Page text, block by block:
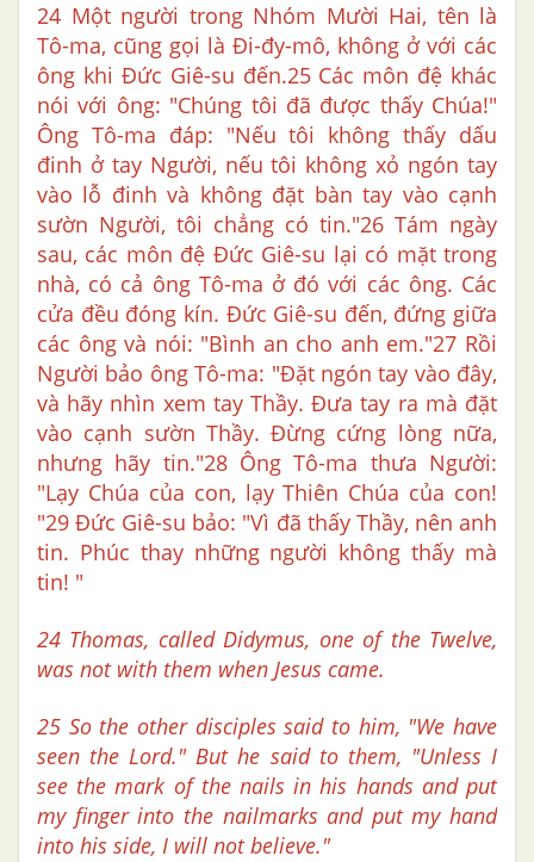
24 Một người trong Nhóm Mười Hai, tên là
Tô-ma, cũng gọi là Đi-đy-mô, không ở với các
ông khi Đức Giê-su đến.25 Các môn đệ khác
nói với ông: "Chúng tôi đã được thấy Chúa!"
Ông Tô-ma đáp: "Nếu tôi không thấy dấu
đinh ở tay Người, nếu tôi không xỏ ngón tay
vào lỗ đinh và không đặt bàn tay vào cạnh
sườn Người, tôi chẳng có tin."26 Tám ngày
sau, các môn đệ Đức Giê-su lại có mặt trong
nhà, có cả ông Tô-ma ở đó với các ông. Các
cửa đều đóng kín. Đức Giê-su đến, đứng giữa
các ông và nói: "Bình an cho anh em."27 Rồi
Người bảo ông Tô-ma: "Đặt ngón tay vào đây,
và hãy nhìn xem tay Thầy. Đưa tay ra mà đặt
vào cạnh sườn Thầy. Đừng cứng lòng nữa,
nhưng hãy tin."28 Ông Tô-ma thưa Người:
"Lạy Chúa của con, lạy Thiên Chúa của con!
"29 Đức Giê-su bảo: "Vì đã thấy Thầy, nên anh
tin. Phúc thay những người không thấy mà
tin! "
24 Thomas, called Didymus, one of the Twelve,
was not with them when Jesus came.
25 So the other disciples said to him, "We have
seen the Lord." But he said to them, "Unless I
see the mark of the nails in his hands and put
my finger into the nailmarks and put my hand
into his side, I will not believe."